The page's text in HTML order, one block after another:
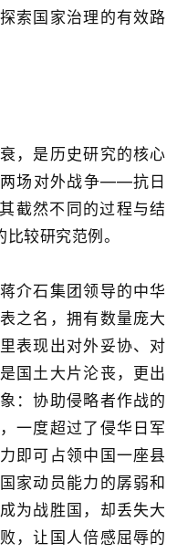
索国家治理的有效路
，是历史研究的核心
场对外战争——抗日
截然不同的过程与结
较研究范例。
介石集团领导的中华
之名，拥有数量庞大
表现出对外妥协、对
国土大片沦丧，更出
：协助侵略者作战的
一度超过了侵华日军
即可占领中国一座县
家动员能力的孱弱和
为战胜国，却丢失大
，让国人倍感屈辱的